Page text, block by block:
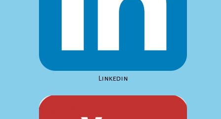
Linkedin